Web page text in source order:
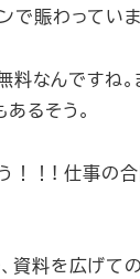
で賑わっていま
なんですね。
るそう。
！！! 仕事の
資料を広げて